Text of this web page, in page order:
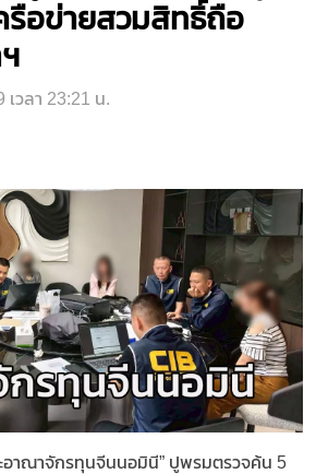
รือข่ายสวมสิทธิ์ถือ
วลา 23:21 น.
อาณาจักรทุนจีนนอมินี” ปูพรมตรวจค้น 5